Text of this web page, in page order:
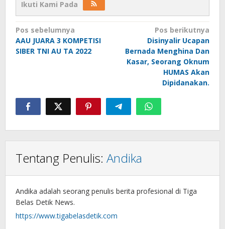
Ikuti Kami Pada
Navigasi
pos
Pos sebelumnya
AAU JUARA 3 KOMPETISI
SIBER TNI AU TA 2022
Pos berikutnya
Disinyalir Ucapan
Bernada Menghina Dan
Kasar, Seorang Oknum
HUMAS Akan
Dipidanakan.
Tentang Penulis: Andika
Andika adalah seorang penulis berita profesional di Tiga
Belas Detik News.
https://www.tigabelasdetik.com